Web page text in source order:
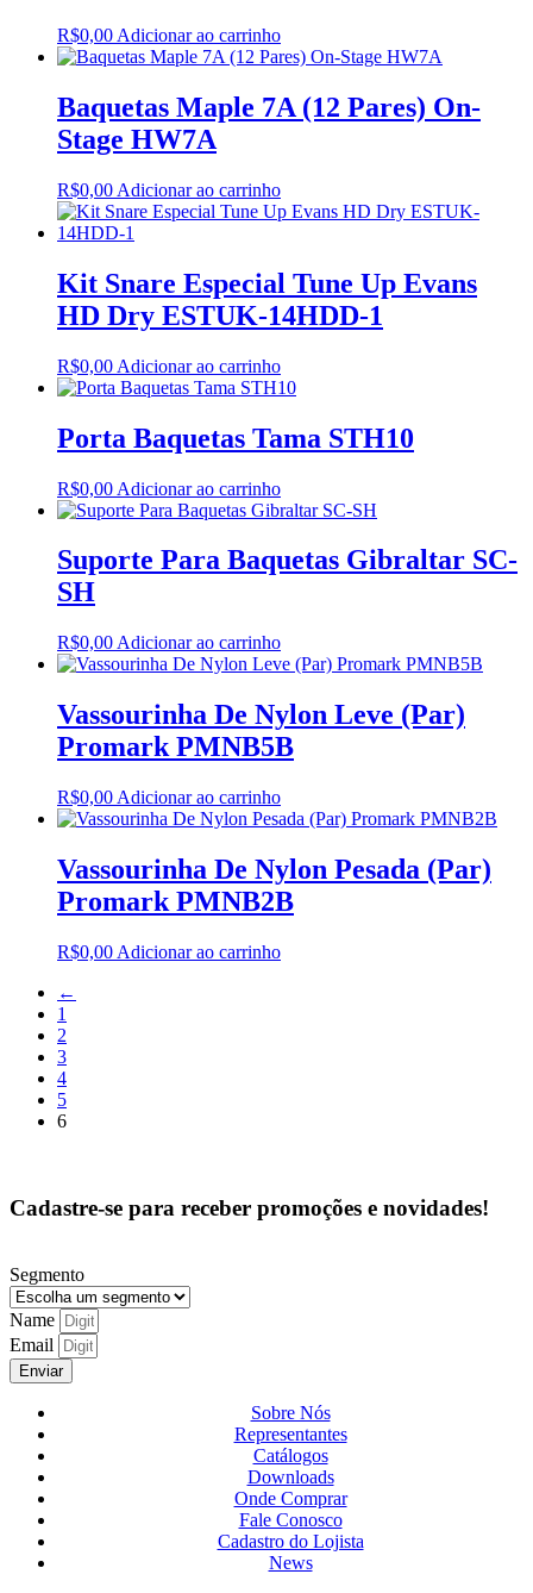
R$0,00 Adicionar ao carrinho
Baquetas Maple 7A (12 Pares) On-
Stage HW7A
R$0,00 Adicionar ao carrinho
Kit Snare Especial Tune Up Evans
HD Dry ESTUK-14HDD-1
R$0,00 Adicionar ao carrinho
Porta Baquetas Tama STH10
R$0,00 Adicionar ao carrinho
Suporte Para Baquetas Gibraltar SC-
SH
R$0,00 Adicionar ao carrinho
Vassourinha De Nylon Leve (Par)
Promark PMNB5B
R$0,00 Adicionar ao carrinho
Vassourinha De Nylon Pesada (Par)
Promark PMNB2B
R$0,00 Adicionar ao carrinho
←
1
2
3
4
5
6
Cadastre-se para receber promoções e novidades!
Segmento
Name
Email
Enviar
Sobre Nós
Representantes
Catálogos
Downloads
Onde Comprar
Fale Conosco
Cadastro do Lojista
News